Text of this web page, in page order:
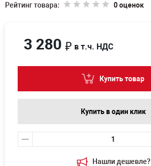
Рейтинг товара:
0 оценок
Нашли дешевле?
3 280 ₽ в т.ч. НДС
Купить товар
Купить в один клик